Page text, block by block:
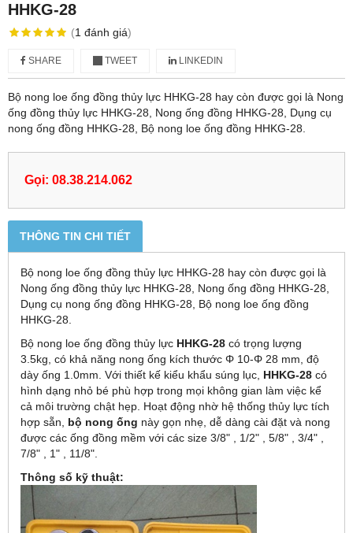
HHKG-28
(1 đánh giá)
SHARE TWEET LINKEDIN
Bộ nong loe ống đồng thủy lực HHKG-28 hay còn được gọi là Nong
ống đồng thủy lực HHKG-28, Nong ống đồng HHKG-28, Dụng cụ
nong ống đồng HHKG-28, Bộ nong loe ống đồng HHKG-28.
Gọi: 08.38.214.062
THÔNG TIN CHI TIẾT
Bộ nong loe ống đồng thủy lực HHKG-28 hay còn được gọi là
Nong ống đồng thủy lực HHKG-28, Nong ống đồng HHKG-28,
Dụng cụ nong ống đồng HHKG-28, Bộ nong loe ống đồng
HHKG-28.
Bộ nong loe ống đồng thủy lực HHKG-28 có trọng lượng
3.5kg, có khả năng nong ống kích thước Φ 10-Φ 28 mm, độ
dày ống 1.0mm. Với thiết kế kiểu khẩu súng lục, HHKG-28 có
hình dạng nhỏ bé phù hợp trong mọi không gian làm việc kể
cả môi trường chật hẹp. Hoạt động nhờ hệ thống thủy lực tích
hợp sẵn, bộ nong ống này gọn nhẹ, dễ dàng cài đặt và nong
được các ống đồng mềm với các size 3/8" , 1/2" , 5/8" , 3/4" ,
7/8" , 1" , 11/8".
Thông số kỹ thuật: